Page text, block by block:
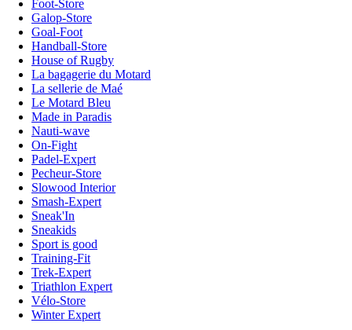
Foot-Store
Galop-Store
Goal-Foot
Handball-Store
House of Rugby
La bagagerie du Motard
La sellerie de Maé
Le Motard Bleu
Made in Paradis
Nauti-wave
On-Fight
Padel-Expert
Pecheur-Store
Slowood Interior
Smash-Expert
Sneak'In
Sneakids
Sport is good
Training-Fit
Trek-Expert
Triathlon Expert
Vélo-Store
Winter Expert